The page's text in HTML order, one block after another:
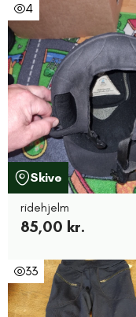
4
Skive
ridehjelm
85,00 kr.
33